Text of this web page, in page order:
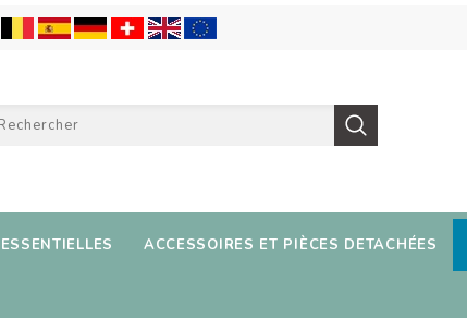
ACCESSOIRES ET PIÈCES DETACHÉES